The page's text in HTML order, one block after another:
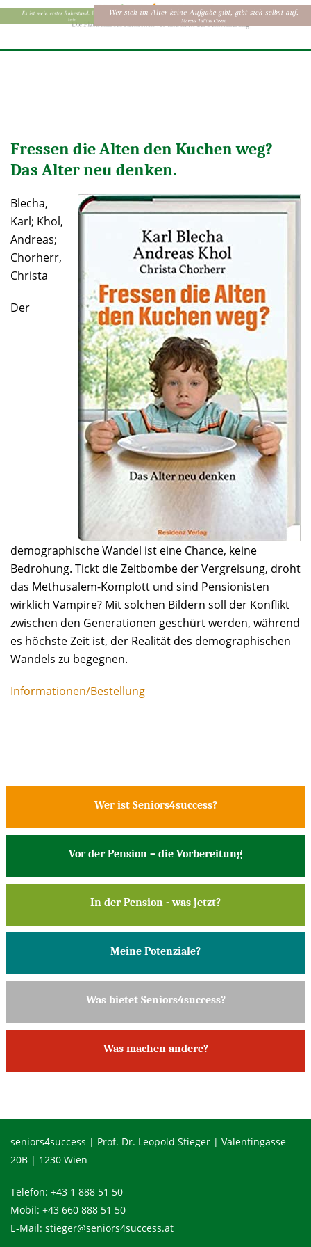
Fressen die Alten den Kuchen weg?
Das Alter neu denken.
Blecha,
Karl; Khol,
Andreas;
Chorherr,
Christa
Der
demographische Wandel ist eine Chance, keine
Bedrohung. Tickt die Zeitbombe der Vergreisung, droht
das Methusalem-Komplott und sind Pensionisten
wirklich Vampire? Mit solchen Bildern soll der Konflikt
zwischen den Generationen geschürt werden, während
es höchste Zeit ist, der Realität des demographischen
Wandels zu begegnen.
Informationen/Bestellung
Wer ist Seniors4success?
Vor der Pension – die Vorbereitung
In der Pension - was jetzt?
Meine Potenziale?
Was bietet Seniors4success?
Was machen andere?
seniors4success | Prof. Dr. Leopold Stieger | Valentingasse
20B | 1230 Wien
Telefon: +43 1 888 51 50
Mobil: +43 660 888 51 50
E-Mail: stieger@seniors4success.at